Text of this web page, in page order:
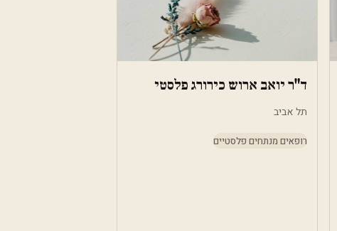
ד"ר יואב ארוש כירורג פלסטי
תל אביב
רופאים מנתחים פלסטיים